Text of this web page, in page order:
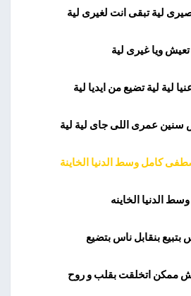
لية تبقى انت لغيرى لية
تعيش ويا غيرى لية
لية لية تضيع من ايديا لية
عمرى اللى جاى لية لية
كامل وسط الدنيا الخاينة
الدنيا الخاينه
بتبيع بنقابل ناس بتضيع
ممكن اتخلقت بقلب و روح